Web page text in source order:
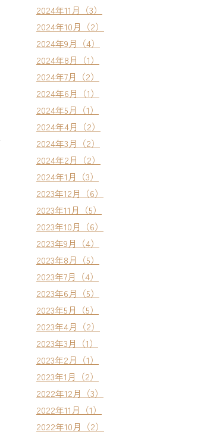
2024年11月（3）
2024年10月（2）
2024年9月（4）
2024年8月（1）
2024年7月（2）
2024年6月（1）
2024年5月（1）
2024年4月（2）
2024年3月（2）
2024年2月（2）
2024年1月（3）
2023年12月（6）
2023年11月（5）
2023年10月（6）
2023年9月（4）
2023年8月（5）
2023年7月（4）
2023年6月（5）
2023年5月（5）
2023年4月（2）
2023年3月（1）
2023年2月（1）
2023年1月（2）
2022年12月（3）
2022年11月（1）
2022年10月（2）